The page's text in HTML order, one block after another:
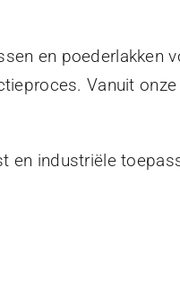
en poederlakken
Vanuit
industriële